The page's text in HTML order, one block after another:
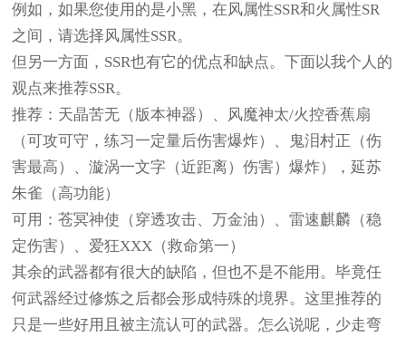
例如，如果您使用的是小黑，在风属性SSR和火属性SR
之间，请选择风属性SSR。
但另一方面，SSR也有它的优点和缺点。下面以我个人的
观点来推荐SSR。
推荐：天晶苦无（版本神器）、风魔神太/火控香蕉扇
（可攻可守，练习一定量后伤害爆炸）、鬼泪村正（伤
害最高）、漩涡一文字（近距离）伤害）爆炸），延苏
朱雀（高功能）
可用：苍冥神使（穿透攻击、万金油）、雷速麒麟（稳
定伤害）、爱狂XXX（救命第一）
其余的武器都有很大的缺陷，但也不是不能用。毕竟任
何武器经过修炼之后都会形成特殊的境界。这里推荐的
只是一些好用且被主流认可的武器。怎么说呢，少走弯